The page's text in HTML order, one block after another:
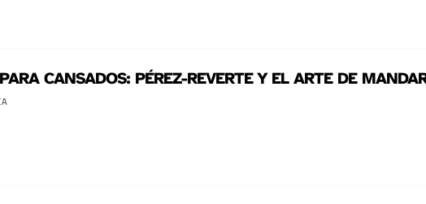
CANSADOS: PÉREZ-REVERTE Y EL ARTE DE